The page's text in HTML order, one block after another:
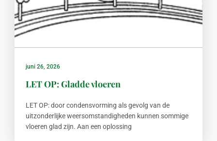
juni 26, 2026
LET OP: Gladde vloeren
LET OP: door condensvorming als gevolg van de
uitzonderlijke weersomstandigheden kunnen sommige
vloeren glad zijn. Aan een oplossing